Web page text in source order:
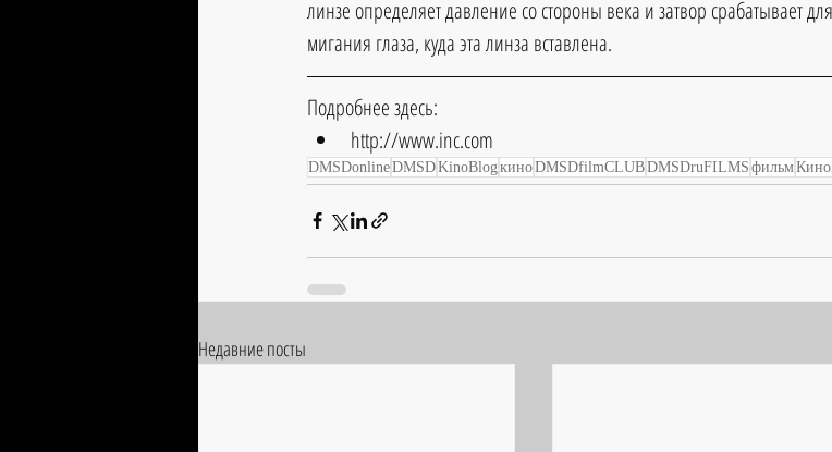
линзе определяет давление со стороны века и затвор срабатывает
мигания глаза, куда эта линза вставлена.
Подробнее здесь:
http://www.inc.com
DMSDonlineDMSDKinoBlogкиноDMSDfilmCLUBDMSDruFILMS фильм
Недавние посты